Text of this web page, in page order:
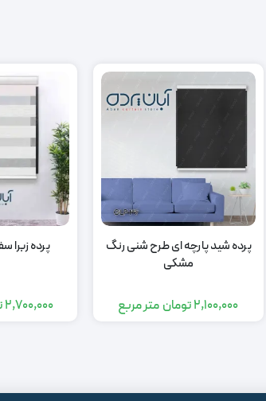
پرده شید پارچه ای طرح شنی رنگ
مشکی
2,100,000تومان متر مربع
پرده زبرا
2,700,000